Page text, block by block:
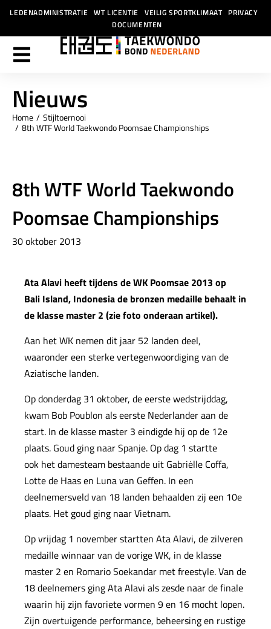
LEDENADMINISTRATIE WT LICENTIE VEILIG SPORTKLIMAAT PRIVACY
DOCUMENTEN
Nieuws
Je bent hier:
Home
Stijltoernooi
8th WTF World Taekwondo Poomsae Championships
8th WTF World Taekwondo
Poomsae Championships
30 oktober 2013
Ata Alavi heeft tijdens de WK Poomsae 2013 op
Bali Island, Indonesia de bronzen medaille behaalt in
de klasse master 2 (zie foto onderaan artikel).
Aan het WK nemen dit jaar 52 landen deel,
waaronder een sterke vertegenwoordiging van de
Aziatische landen.
Op donderdag 31 oktober, de eerste wedstrijddag,
kwam Bob Poublon als eerste Nederlander aan de
start. In de klasse master 3 eindigde hij op de 12e
plaats. Goud ging naar Spanje. Op dag 1 startte
ook het damesteam bestaande uit Gabriėlle Coffa,
Lotte de Haas en Luna van Geffen. In een
deelnemersveld van 18 landen behaalden zij een 10e
plaats. Het goud ging naar Vietnam.
Op vrijdag 1 november startten Ata Alavi, de zilveren
medaille winnaar van de vorige WK, in de klasse
master 2 en Romario Soekandar met freestyle. Van de
18 deelnemers ging Ata Alavi als zesde naar de finale
waarin hij zijn favoriete vormen 9 en 16 mocht lopen.
Zijn overtuigende performance, beheersing en rustige